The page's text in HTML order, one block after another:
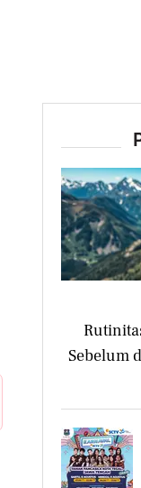
Sebelum